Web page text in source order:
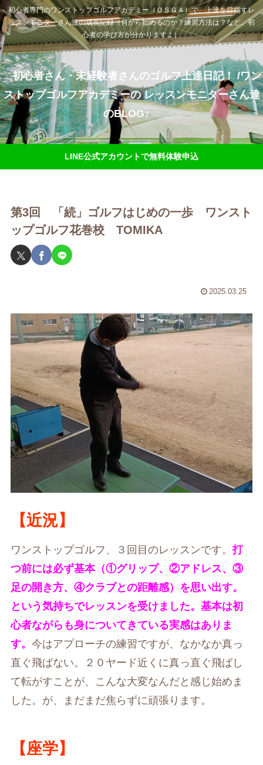
初心者専門のワンストップゴルフアカデミー（ＯＳＧＡ）で、上達を目指すレ
ッスンモニターさん達の成長記録（何から始めるのか？練習方法は？など、初
心者の学び方が分かりますよ）
初心者さん・未経験者さんのゴルフ上達日記！ /ワン
ストップゴルフアカデミーの レッスンモニターさん達
のBLOG♪
LINE公式アカウントで無料体験申込
第3回 「続」ゴルフはじめの一歩 ワンスト
ップゴルフ花巻校 TOMIKA
2025.03.25
【近況】
ワンストップゴルフ、３回目のレッスンです。打
つ前には必ず基本（①グリップ、②アドレス、③
足の開き方、④クラブとの距離感）を思い出す。
という気持ちでレッスンを受けました。基本は初
心者ながらも身についてきている実感はありま
す。 今はアプローチの練習ですが、なかなか真っ
直ぐ飛ばない。２０ヤード近くに真っ直ぐ飛ばし
て転がすことが、こんな大変なんだと感じ始めま
した。が、まだまだ焦らずに頑張ります。
【座学】